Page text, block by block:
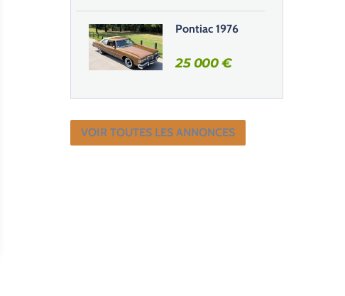
Pontiac 1976
25 000€
VOIR TOUTES LES ANNONCES